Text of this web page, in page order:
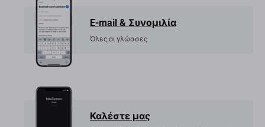
E-mail & Συνομιλία
Όλες οι γλώσσες
Καλέστε μας